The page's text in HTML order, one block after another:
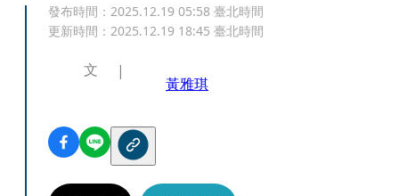
發布時間： 2025.12.19 05:58 臺北時間
更新時間： 2025.12.19 18:45 臺北時間
文
黃雅琪